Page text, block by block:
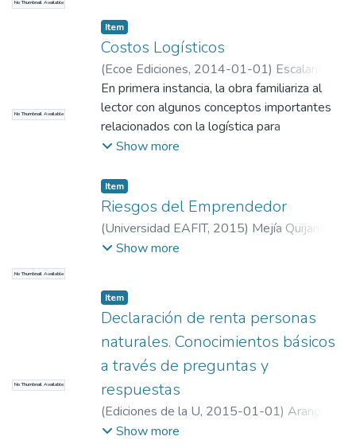
No Thumbnail Available
No Thumbnail Available
Item
Costos Logísticos
(Ecoe Ediciones, 2014-01-01) Escalante,
J.E. ;Uribe, R.;Universidad EAFIT.
Departamento de Administración;
Información y Gestión
En primera instancia, la obra familiariza al
lector con algunos conceptos importantes
relacionados con la logística para
posteriormente presentar una aproximación
cadena de suministro
Show more
No Thumbnail Available
Item
Riesgos del Emprendedor
(Universidad EAFIT, 2015) Mejía Quijano,
Rubi Consuelo
Carolina Andrea
Paulina;Marín Lopera, Sara Lucía;Pérez
Betancur, Andrea;Duque Mejía, Vanessa;
Sánchez Rojas, María Paulina ;Jaramillo
Gómez, Paola Andrea
Henao Montoya, Clara Isabel
Eusse, Davidson ;Cano Tobón, Lorena;
Arboleda Valencia, Isabel Cristina
Show more
No Thumbnail Available
Item
Declaración de renta personas
naturales. Conocimientos básicos
a través de preguntas y
respuestas
(Ediciones de la U, 2015-01-01) Arango,
Ivan Dario;Universidad EAFIT.
Show more